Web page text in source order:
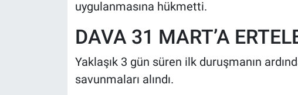
uygulanmasına hükmetti.
DAVA 31 MART’A
Yaklaşık 3 gün süren ilk duruşmanın
savunmaları alındı.